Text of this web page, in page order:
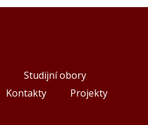
Studijní obory
Kontakty Projekty